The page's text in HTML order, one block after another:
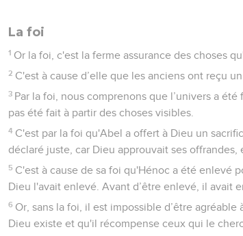
La foi
1 Or la foi, c'est la ferme assurance des choses
2 C'est à cause d’elle que les anciens ont reçu
3 Par la foi, nous comprenons que l’univers a
pas été fait à partir des choses visibles.
4 C'est par la foi qu'Abel a offert à Dieu un
déclaré juste, car Dieu approuvait ses
5 C'est à cause de sa foi qu'Hénoc a été enlevé
Dieu l'avait enlevé. Avant d’être enlevé, il avait
6 Or, sans la foi, il est impossible d’être
Dieu existe et qu'il récompense ceux qui le